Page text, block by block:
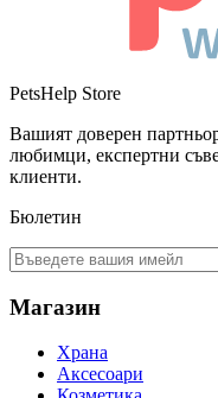
PetsHelp Store
Вашият доверен
любимци, експертни
клиенти.
Бюлетин
Магазин
Храна
Аксесоари